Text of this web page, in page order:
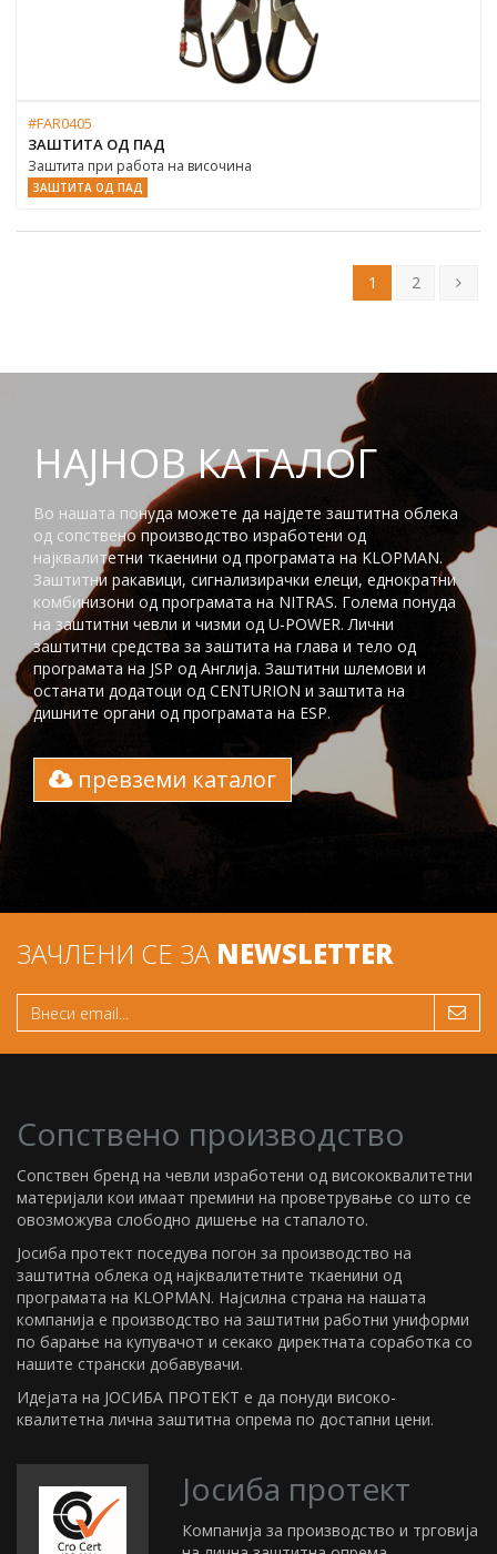
#FAR0405
ЗАШТИТА ОД ПАД
Заштита при работа на височина
ЗАШТИТА ОД ПАД
1 2
НАЈНОВ КАТАЛОГ
Во нашата понуда можете да најдете заштитна облека
од сопствено производство изработени од
најквалитетни ткаенини од програмата на KLOPMAN.
Заштитни ракавици, сигнализирачки елеци, еднократни
комбинизони од програмата на NITRAS. Голема понуда
на заштитни чевли и чизми од U-POWER. Лични
заштитни средства за заштита на глaва и тело од
програмата на JSP од Англија. Заштитни шлемови и
останати додатоци од CENTURION и заштита на
дишните органи од програмата на ESP.
превземи каталог
ЗАЧЛЕНИ СЕ ЗА NEWSLETTER
Сопствено производство
Сопствен бренд на чевли изработени од висококвалитетни
материјали кои имаат премини на проветрување со што се
овозможува слободно дишење на стапалото.
Јосиба протект поседува погон за производство на
заштитна облека од најквалитетните ткаенини од
програмата на KLOPMAN. Најсилна страна на нашата
компанија е производство на заштитни работни униформи
по барање на купувачот и секако директната соработка со
нашите странски добавувачи.
Идејата на ЈОСИБА ПРОТЕКТ е да понуди високо-
квалитетна лична заштитна опрема по достапни цени.
Јосиба протект
Компанија за производство и трговија